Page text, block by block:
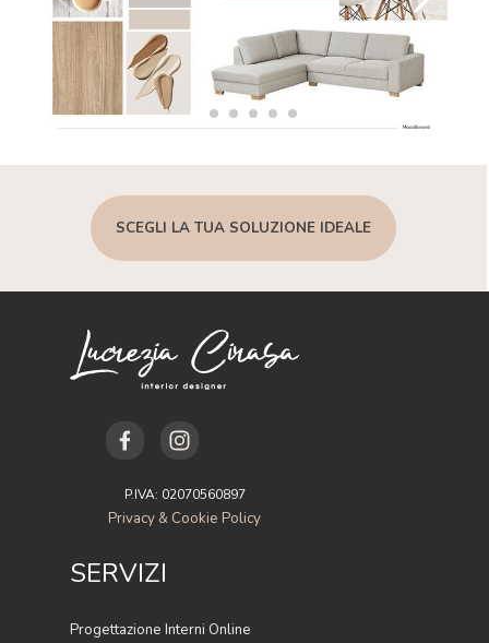
SCEGLI LA TUA SOLUZIONE IDEALE
SERVIZI
Progettazione Interni Online
P.IVA: 02070560897
Privacy & Cookie Policy